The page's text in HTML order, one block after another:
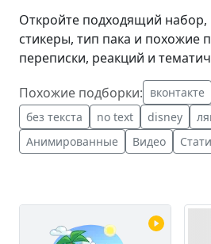
Откройте подходящий
стикеры, тип пака и похожие
переписки, реакций и
Похожие подборки: вконтакте
без текста
no text disney
Анимированные
Видео